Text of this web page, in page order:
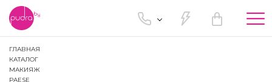
ГЛАВНАЯ
КАТАЛОГ
МАКИЯЖ
PAESE